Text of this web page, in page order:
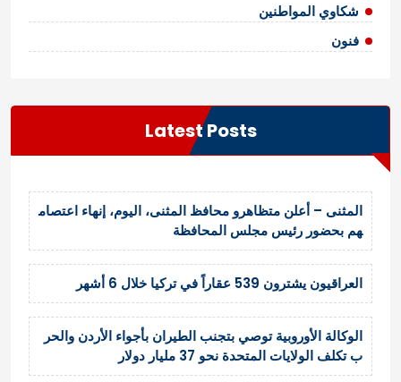
شكاوي المواطنين
فنون
Latest Posts
المثنى – أعلن متظاهرو محافظ المثنى، اليوم، إنهاء اعتصام
هم بحضور رئيس مجلس المحافظة
العراقيون يشترون 539 عقاراً في تركيا خلال 6 أشهر
الوكالة الأوروبية توصي بتجنب الطيران بأجواء الأردن والحر
ب تكلف الولايات المتحدة نحو 37 مليار دولار